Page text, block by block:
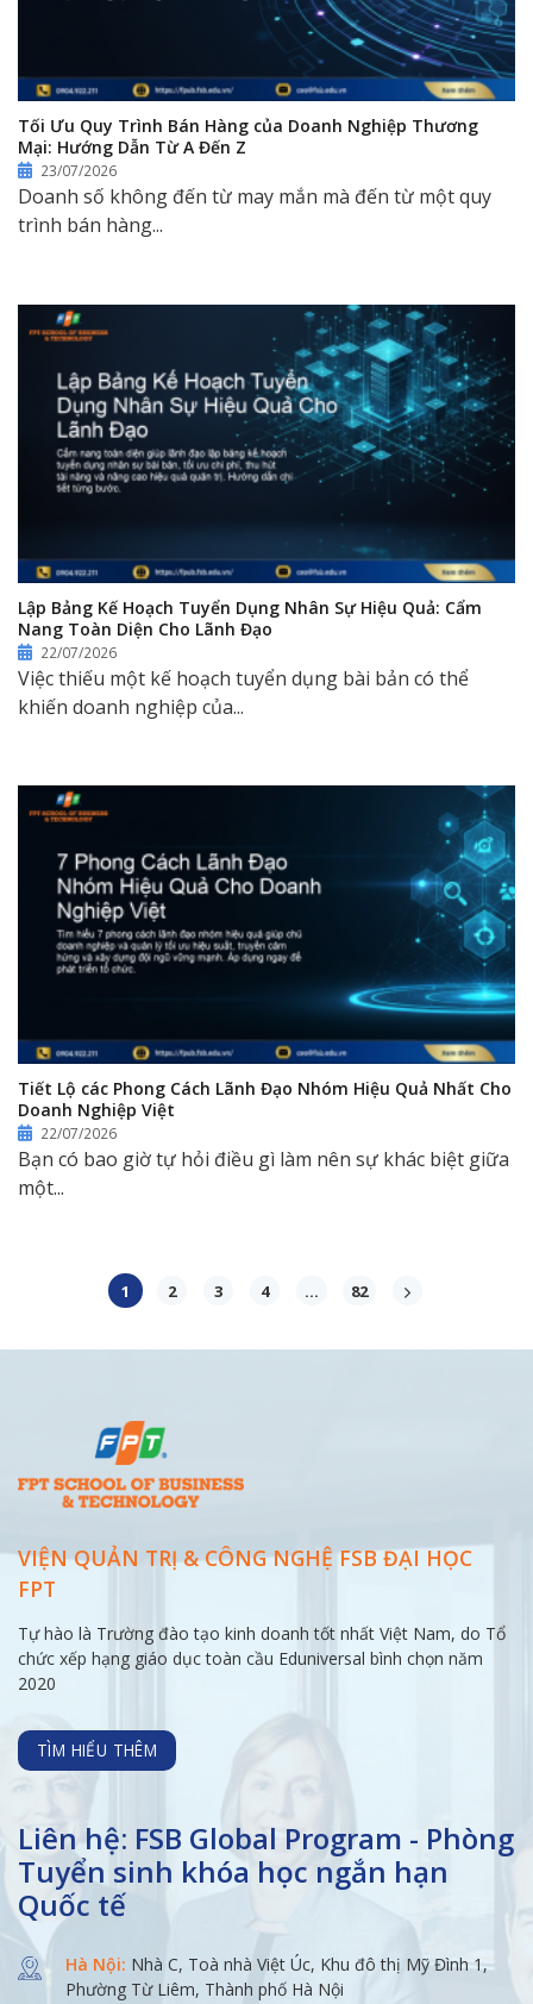
Tối Ưu Quy Trình Bán Hàng của Doanh Nghiệp Thương
Mại: Hướng Dẫn Từ A Đến Z
23/07/2026
Doanh số không đến từ may mắn mà đến từ một quy
trình bán hàng...
Lập Bảng Kế Hoạch Tuyển Dụng Nhân Sự Hiệu Quả: Cẩm
Nang Toàn Diện Cho Lãnh Đạo
22/07/2026
Việc thiếu một kế hoạch tuyển dụng bài bản có thể
khiến doanh nghiệp của...
Tiết Lộ các Phong Cách Lãnh Đạo Nhóm Hiệu Quả Nhất Cho
Doanh Nghiệp Việt
22/07/2026
Bạn có bao giờ tự hỏi điều gì làm nên sự khác biệt giữa
một...
1 2 3 4 … 82
VIỆN QUẢN TRỊ & CÔNG NGHỆ FSB ĐẠI HỌC
FPT
Tự hào là Trường đào tạo kinh doanh tốt nhất Việt Nam, do Tổ
chức xếp hạng giáo dục toàn cầu Eduniversal bình chọn năm
2020
TÌM HIỂU THÊM
Liên hệ: FSB Global Program - Phòng
Tuyển sinh khóa học ngắn hạn
Quốc tế
Hà Nội: Nhà C, Toà nhà Việt Úc, Khu đô thị Mỹ Đình 1,
Phường Từ Liêm, Thành phố Hà Nội